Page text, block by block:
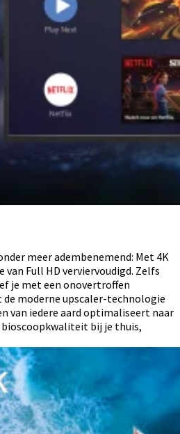
meer adembenemend: Met 4K
Full HD verviervoudigd. Zelfs
je met een onovertroffen
moderne upscaler-technologie
van iedere aard optimaliseert naar
bij je thuis,